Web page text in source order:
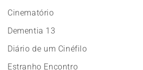
Cinematório
Dementia 13
Diário de um Cinéfilo
Estranho Encontro